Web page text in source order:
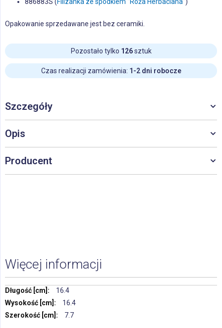
Opakowanie sprzedawane jest bez ceramiki.
Pozostało tylko 126sztuk
Czas realizacji zamówienia: 1-2 dni robocze
Szczegóły
Opis
Producent
Więcej informacji
Więcej
informacji
16.4
16.4
7.7